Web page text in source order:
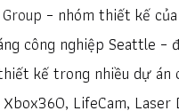
– nhóm thiết kế
công nghiệp Seattle –
kế trong nhiều dự án
LifeCam, Laser